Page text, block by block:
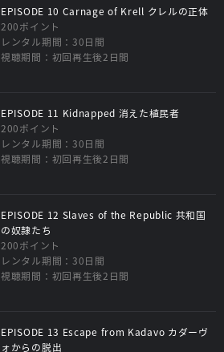
EPISODE 10 Carnage of Krell クレルの正体
200ポイント
レンタル期間：30日間
視聴期間：初回再生後2日間
EPISODE 11 Kidnapped 消えた植民者
200ポイント
レンタル期間：30日間
視聴期間：初回再生後2日間
EPISODE 12 Slaves of the Republic 共和国
の奴隷たち
200ポイント
レンタル期間：30日間
視聴期間：初回再生後2日間
EPISODE 13 Escape from Kadavo カダーヴ
ォからの脱出